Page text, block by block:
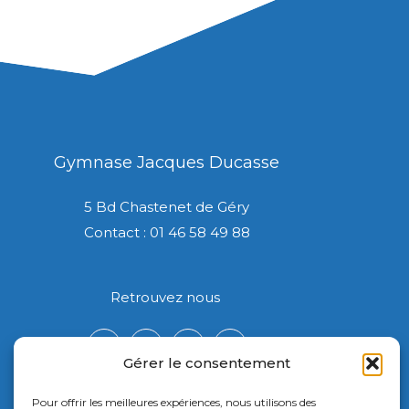
Gérer le consentement
Pour offrir les meilleures expériences, nous utilisons des
Gymnase Jacques Ducasse
5 Bd Chastenet de Géry
Contact : 01 46 58 49 88
Retrouvez nous